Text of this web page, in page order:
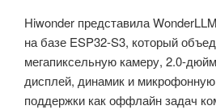
Hiwonder представила
на базе ESP32-S3, который
мегапиксельную камеру, 2.0-
дисплей, динамик и
поддержки как оффлайн задач